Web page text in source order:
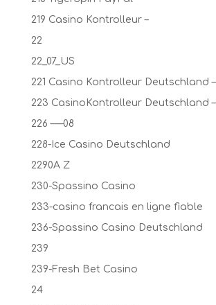
219 Casino Kontrolleur –
22
22_07_US
221 Casino Kontrolleur Deutschland –
223 CasinoKontrolleur Deutschland –
226 —–08
228-Ice Casino Deutschland
2290A Z
230-Spassino Casino
233-casino francais en ligne fiable
236-Spassino Casino Deutschland
239
239-Fresh Bet Casino
24